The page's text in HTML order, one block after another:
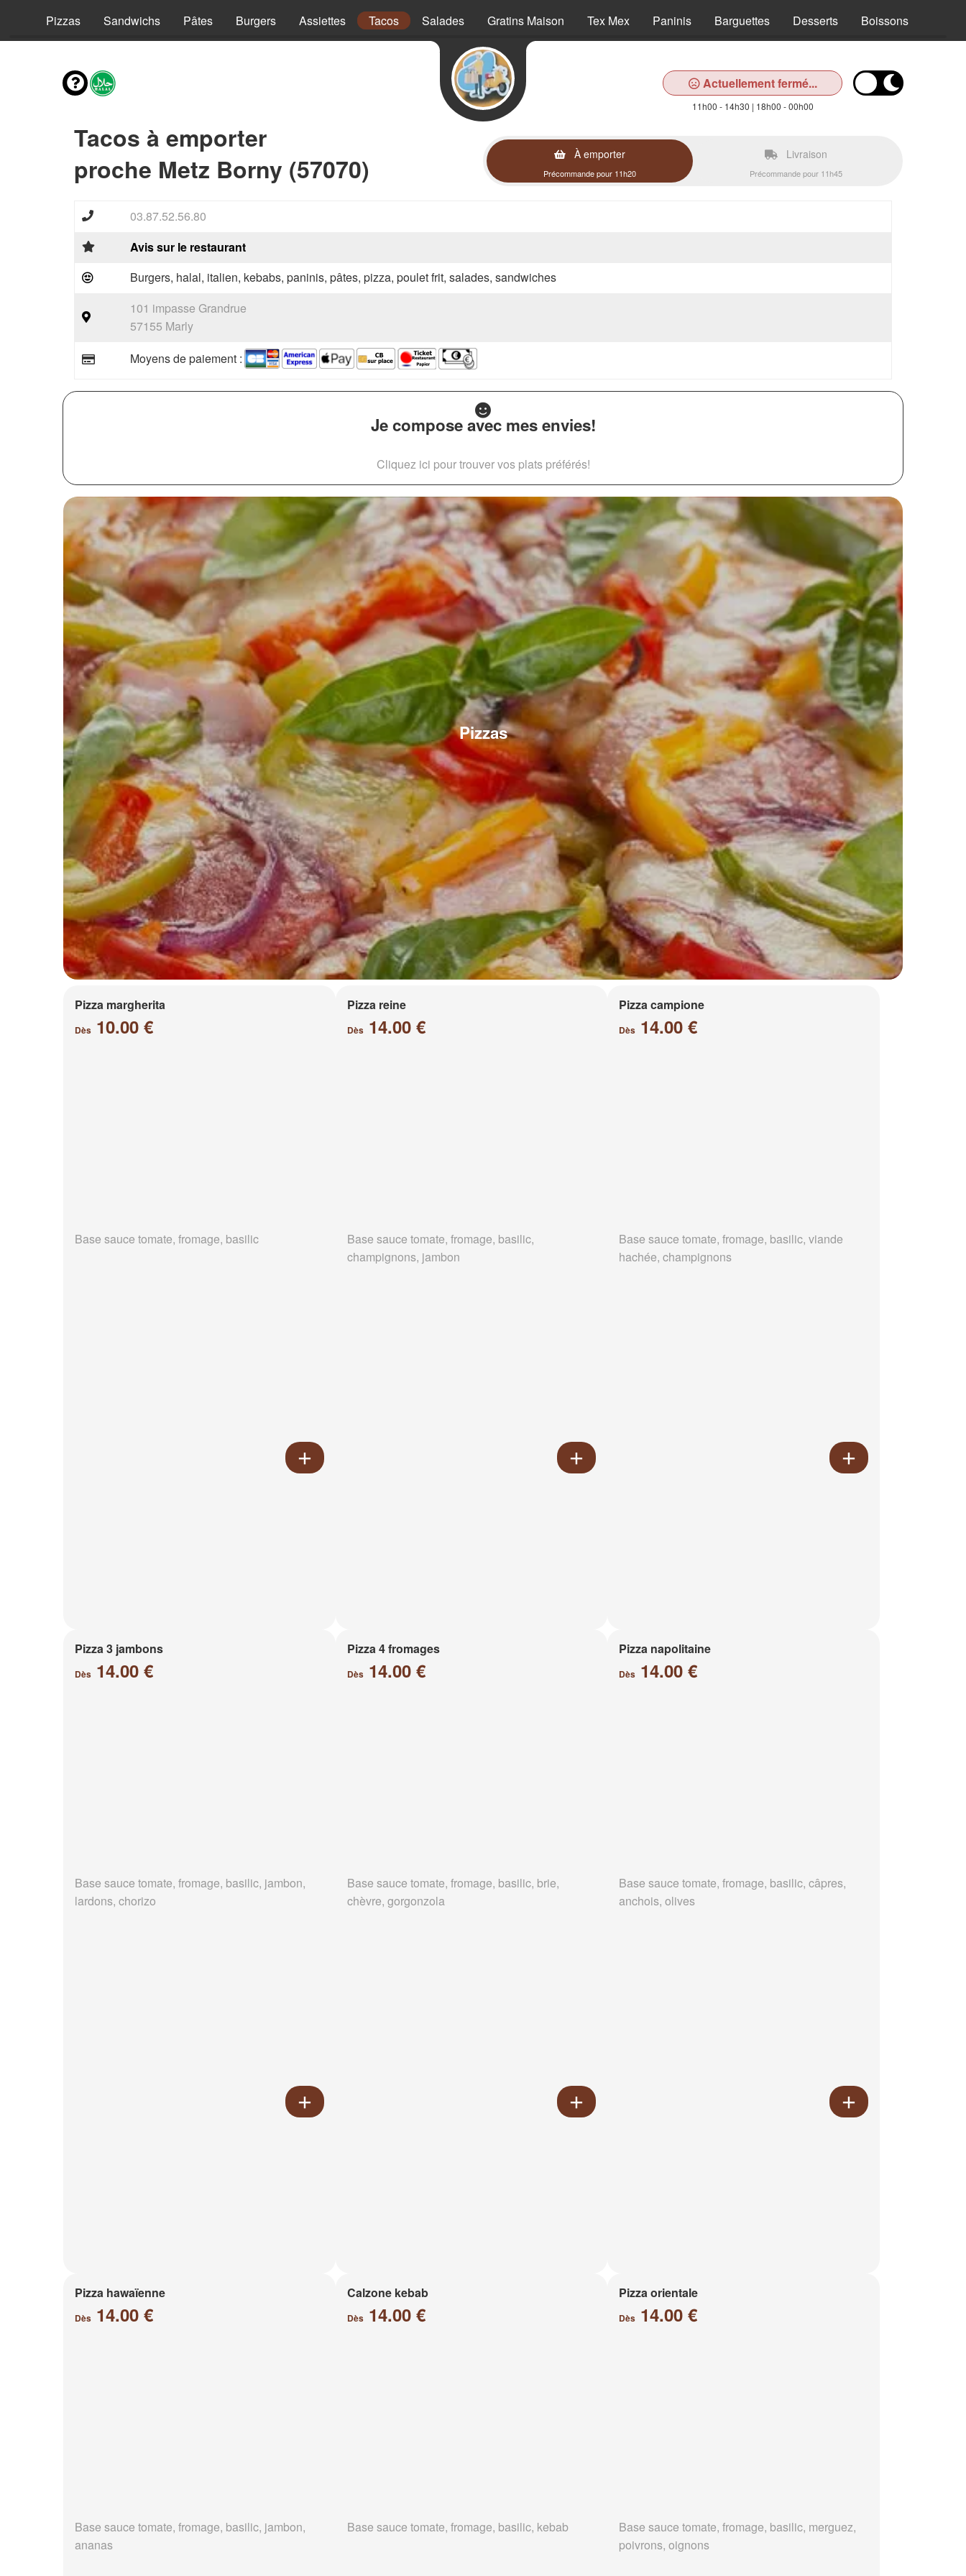
Pizzas Sandwichs Pâtes Burgers Assiettes Tacos Salades Gratins Maison Tex Mex Paninis Barguettes Desserts Boissons
Actuellement fermé...
11h00 - 14h30 | 18h00 - 00h00
Tacos à emporter
proche Metz Borny (57070)
À emporter
Précommande pour 11h20
Livraison
Précommande pour 11h45
03.87.52.56.80
Avis sur le restaurant
Burgers, halal, italien, kebabs, paninis, pâtes, pizza, poulet frit, salades, sandwiches
101 impasse Grandrue
57155 Marly
Moyens de paiement :
Je compose avec mes envies!
Cliquez ici pour trouver vos plats préférés!
Pizzas
Pizza margherita
Dès 10.00 €
Base sauce tomate, fromage, basilic
Pizza reine
Dès14.00 €
Base sauce tomate, fromage, basilic,
champignons, jambon
Pizza campione
Dès 14.00 €
Base sauce tomate, fromage, basilic, viande
hachée, champignons
Pizza 3 jambons
Dès 14.00 €
Base sauce tomate, fromage, basilic, jambon,
lardons, chorizo
Pizza 4 fromages
Dès14.00 €
Base sauce tomate, fromage, basilic, brie,
chèvre, gorgonzola
Pizza napolitaine
Dès 14.00 €
Base sauce tomate, fromage, basilic, câpres,
anchois, olives
Pizza hawaïenne
Dès 14.00 €
Base sauce tomate, fromage, basilic, jambon,
ananas
Calzone kebab
Dès14.00 €
Base sauce tomate, fromage, basilic, kebab
Pizza orientale
Dès 14.00 €
Base sauce tomate, fromage, basilic, merguez,
poivrons, oignons